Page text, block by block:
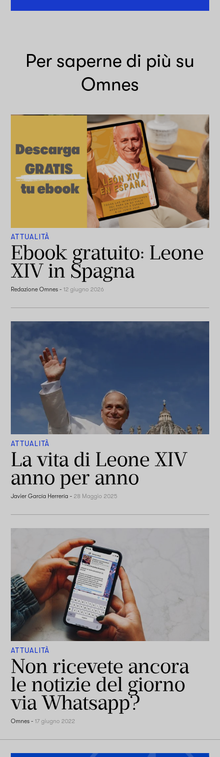
Per saperne di più su
Omnes
ATTUALITÀ
Ebook gratuito: Leone
XIV in Spagna
Redazione Omnes -12 giugno 2026
ATTUALITÀ
La vita di Leone XIV
anno per anno
Javier García Herrería -28 Maggio 2025
ATTUALITÀ
Non ricevete ancora
le notizie del giorno
via Whatsapp?
Omnes -17 giugno 2022